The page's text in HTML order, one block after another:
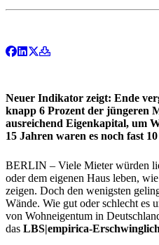
Neuer Indikator zeigt: Ende
knapp 6 Prozent der jüngeren
ausreichend Eigenkapital, um
15 Jahren waren es noch fast
BERLIN – Viele Mieter würden
oder dem eigenen Haus leben,
zeigen. Doch den wenigsten
Wände. Wie gut oder schlecht es
von Wohneigentum in
das LBS|empirica-